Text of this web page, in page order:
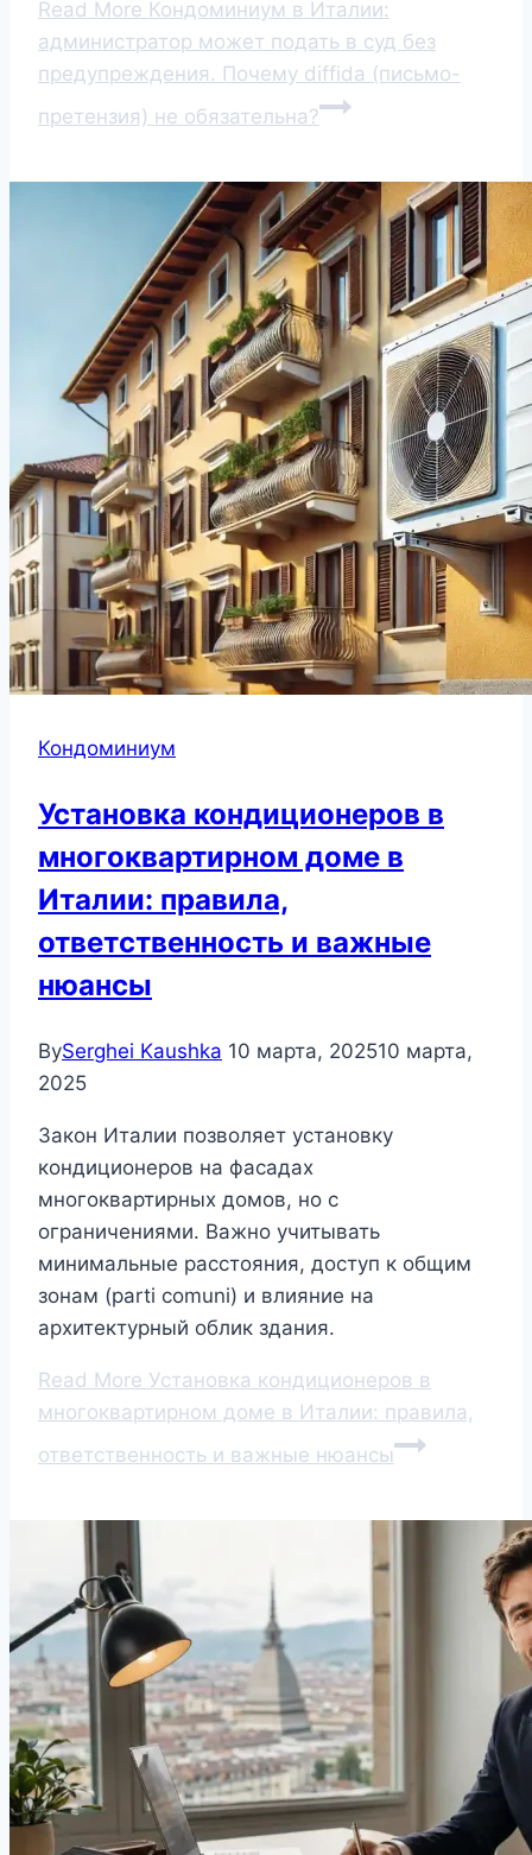
Read More Кондоминиум в Италии:
администратор может подать в суд без
предупреждения. Почему diffida (письмо-
претензия) не обязательна?
Кондоминиум
Установка кондиционеров в
многоквартирном доме в
Италии: правила,
ответственность и важные
нюансы
BySerghei Kaushka 10 марта, 202510 марта,
2025
Закон Италии позволяет установку
кондиционеров на фасадах
многоквартирных домов, но с
ограничениями. Важно учитывать
минимальные расстояния, доступ к общим
зонам (parti comuni) и влияние на
архитектурный облик здания.
Read More Установка кондиционеров в
многоквартирном доме в Италии: правила,
ответственность и важные нюансы